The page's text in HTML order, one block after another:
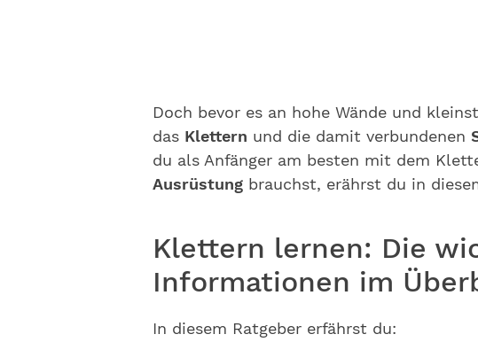
Doch bevor es an hohe Wände und
das Klettern und die damit verbundenen
du als Anfänger am besten mit dem
Ausrüstung brauchst, erährst du in
Klettern lernen: Die
Informationen im
In diesem Ratgeber erfährst du: